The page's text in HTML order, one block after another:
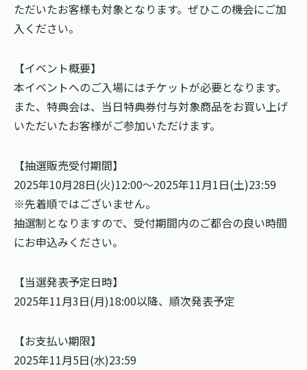
ただいたお客様も対象となります。ぜひこの機会にご加
入ください。
【イベント概要】
本イベントへのご入場にはチケットが必要となります。
また、特典会は、当日特典券付与対象商品をお買い上げ
いただいたお客様がご参加いただけます。
【抽選販売受付期間】
2025年10月28日(火)12:00〜2025年11月1日(土)23:59
※先着順ではございません。
抽選制となりますので、受付期間内のご都合の良い時間
にお申込みください。
【当選発表予定日時】
2025年11月3日(月)18:00以降、順次発表予定
【お支払い期限】
2025年11月5日(水)23:59